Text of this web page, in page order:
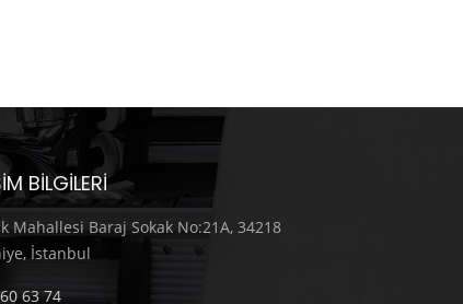
BILGILERI
Mahallesi Baraj Sokak No:21A, 34218
İstanbul
63 74